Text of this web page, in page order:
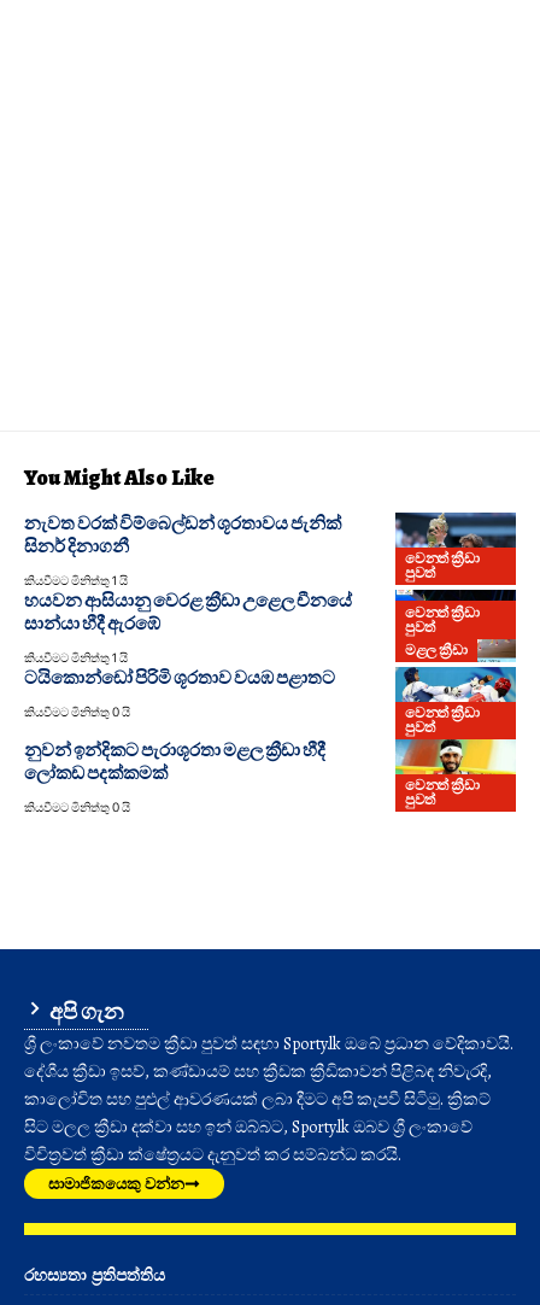
You Might Also Like
වෙනත් ක්‍රීඩා
පුවත්
නැවත වරක් විම්බෙල්ඩන් ශූරතාවය ජැනික්
සිනර් දිනාගනී
කියවීමට මිනිත්තු 1 යි
වෙනත් ක්‍රීඩා
පුවත්
මළල ක්‍රීඩා
හයවන ආසියානු වෙරළ ක්‍රීඩා උළෙල චීනයේ
සාන්යා හීදී ඇරඹේ
කියවීමට මිනිත්තු 1 යි
වෙනත් ක්‍රීඩා
පුවත්
ටයිකොන්ඩෝ පිරිමි ශූරතාව වයඹ පළාතට
කියවීමට මිනිත්තු 0 යි
වෙනත් ක්‍රීඩා
පුවත්
නුවන් ඉන්දිකට පැරාශූරතා මළල ක්‍රීඩා හීදී
ලෝකඩ පදක්කමක්
කියවීමට මිනිත්තු 0 යි
අපි ගැන
ශ්‍රී ලංකාවේ නවතම ක්‍රීඩා පුවත් සඳහා Sporty.lk ඔබේ ප්‍රධාන වේදිකාවයි.
දේශීය ක්‍රීඩා ඉසව්, කණ්ඩායම් සහ ක්‍රීඩක ක්‍රීඩිකාවන් පිළිබඳ නිවැරදි,
කාලෝචිත සහ පුළුල් ආවරණයක් ලබා දීමට අපි කැපවී සිටිමු. ක්‍රිකට්
සිට මලල ක්‍රීඩා දක්වා සහ ඉන් ඔබ්බට, Sporty.lk ඔබව ශ්‍රී ලංකාවේ
විචිත්‍රවත් ක්‍රීඩා ක්ෂේත්‍රයට දැනුවත් කර සම්බන්ධ කරයි.
සාමාජිකයෙකු වන්න
රහස්‍යතා ප්‍රතිපත්තිය